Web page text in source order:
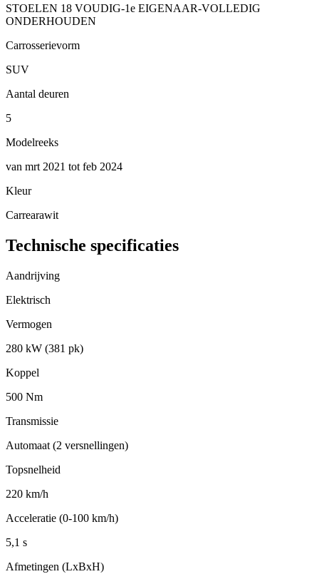
STOELEN 18 VOUDIG-1e EIGENAAR-VOLLEDIG
ONDERHOUDEN
Carrosserievorm
SUV
Aantal deuren
5
Modelreeks
van mrt 2021 tot feb 2024
Kleur
Carrearawit
Technische specificaties
Aandrijving
Elektrisch
Vermogen
280 kW (381 pk)
Koppel
500 Nm
Transmissie
Automaat (2 versnellingen)
Topsnelheid
220 km/h
Acceleratie (0-100 km/h)
5,1 s
Afmetingen (LxBxH)